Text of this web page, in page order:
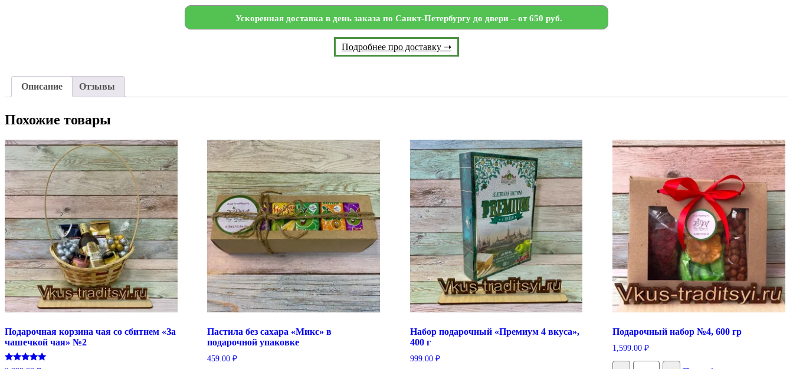
Ускоренная доставка в день заказа по Санкт-Петербургу до двери – от 650 руб.
Подробнее про доставку ➝
Описание Отзывы
Похожие товары
Подарочная корзина чая со сбитнем «За
чашечкой чая» №2
Пастила без сахара «Микс» в
подарочной упаковке
459.00₽
Набор подарочный «Премиум 4 вкуса»,
400 г
999.00 ₽
Подарочный набор №4, 600 гр
1,599.00 ₽
Количество